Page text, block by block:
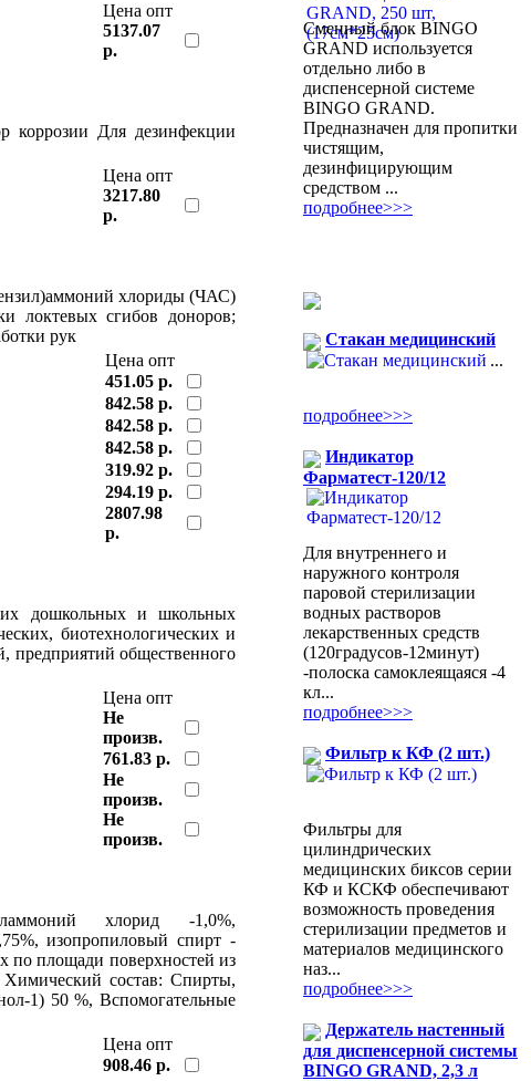
Цена опт
5137.07
р.
коррозии Для дезинфекции
Цена опт
3217.80
р.
хлориды (ЧАС)
локтевых сгибов доноров;
рук
Цена опт
451.05 р.
842.58 р.
842.58 р.
842.58 р.
319.92 р.
294.19 р.
2807.98
р.
дошкольных и школьных
биотехнологических и
предприятий общественного
Цена опт
Не
произв.
761.83 р.
Не
произв.
Не
произв.
хлорид -1,0%,
изопропиловый спирт -
по площади поверхностей из
Химический состав: Спирты,
1) 50 %, Вспомогательные
Цена опт
908.46 р.
Сменный блок BINGO
GRAND используется
отдельно либо в
диспенсерной системе
BINGO GRAND.
Предназначен для пропитки
чистящим,
дезинфицирующим
средством ...
подробнее>>>
Стакан медицинский
...
подробнее>>>
Индикатор
Фарматест-120/12
Для внутреннего и
наружного контроля
паровой стерилизации
водных растворов
лекарственных средств
(120градусов-12минут)
-полоска самоклеящаяся -4
кл...
подробнее>>>
Фильтр к КФ (2 шт.)
Фильтры для
цилиндрических
медицинских биксов серии
КФ и КСКФ обеспечивают
возможность проведения
стерилизации предметов и
материалов медицинского
наз...
подробнее>>>
Держатель настенный
для диспенсерной системы
BINGO GRAND, 2,3 л